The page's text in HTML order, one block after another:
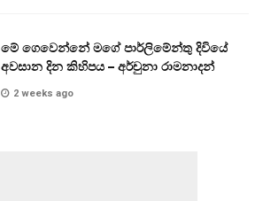
මේ ගෙවෙන්නේ මගේ පාර්ලිමේන්තු දිවියේ
අවසාන දින කිහිපය – අර්චුනා රාමනාදන්
2 weeks ago